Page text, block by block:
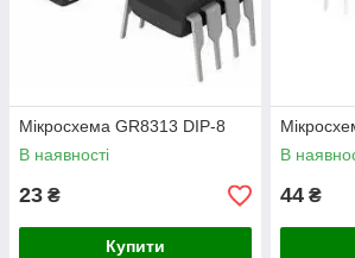
Мікросхема GR8313 DIP-8
В наявності
23 ₴
Купити
В
44 ₴